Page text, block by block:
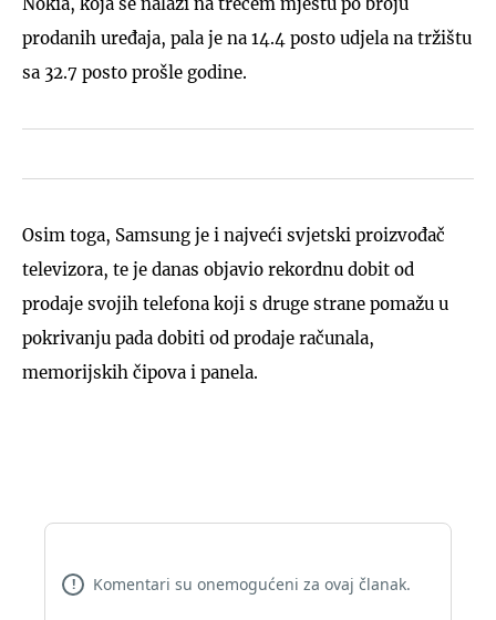
prodanih uređaja, pala je na 14.4 posto udjela na tržištu
sa 32.7 posto prošle godine.
Osim toga, Samsung je i najveći svjetski proizvođač
televizora, te je danas objavio rekordnu dobit od
prodaje svojih telefona koji s druge strane pomažu u
pokrivanju pada dobiti od prodaje računala,
memorijskih čipova i panela.
! Komentari su onemogućeni za ovaj članak.